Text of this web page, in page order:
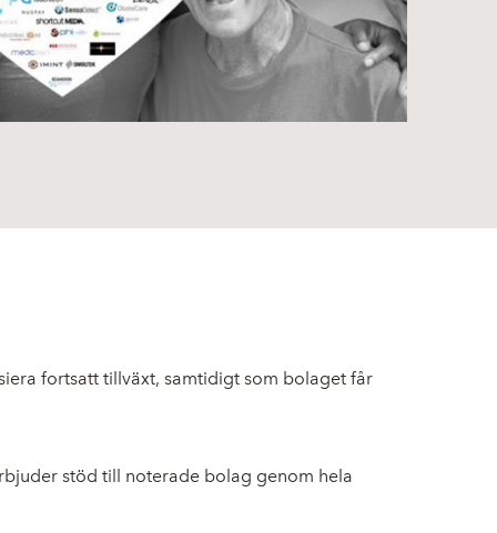
fortsatt tillväxt, samtidigt som bolaget får
stöd till noterade bolag genom hela